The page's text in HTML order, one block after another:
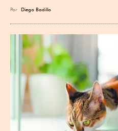
Por Diego Badillo